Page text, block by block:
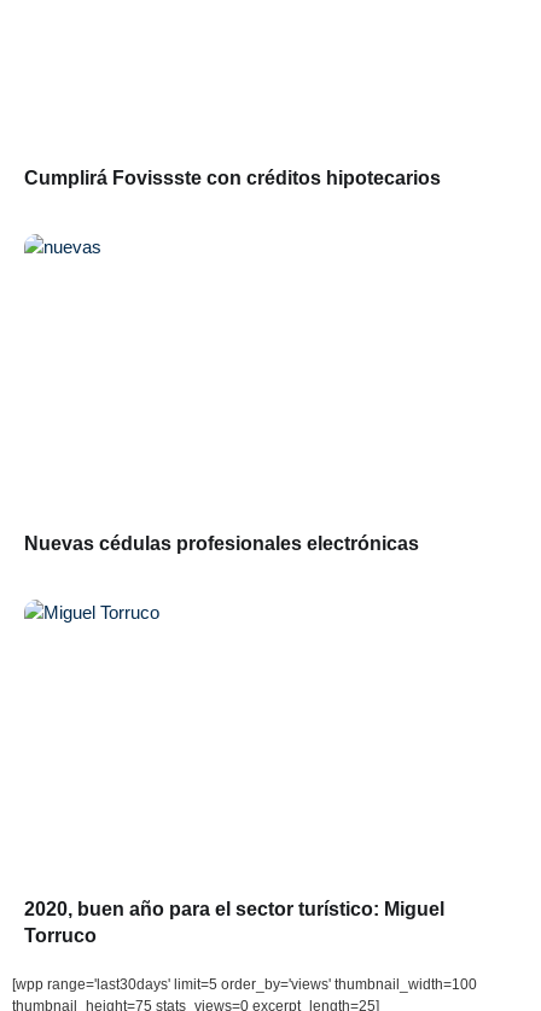
Cumplirá Fovissste con créditos hipotecarios
Nuevas cédulas profesionales electrónicas
2020, buen año para el sector turístico: Miguel
Torruco
[wpp range='last30days' limit=5 order_by='views' thumbnail_width=100
thumbnail_height=75 stats_views=0 excerpt_length=25]